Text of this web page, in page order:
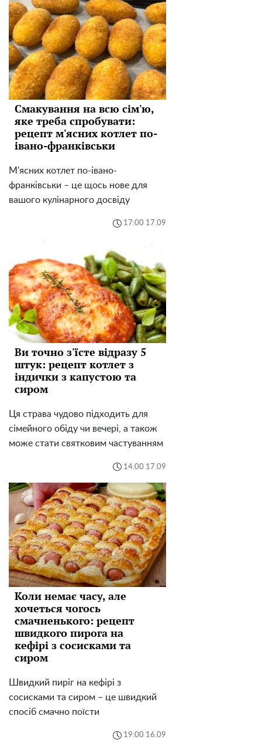
Смакування на всю сім'ю,
яке треба спробувати:
рецепт м'ясних котлет по-
івано-франківськи
М'ясних котлет по-івано-
франківськи – це щось нове для
вашого кулінарного досвіду
17:00 17.09
Ви точно з'їсте відразу 5
штук: рецепт котлет з
індички з капустою та
сиром
Ця страва чудово підходить для
сімейного обіду чи вечері, а також
може стати святковим частуванням
14:00 17.09
Коли немає часу, але
хочеться чогось
смачненького: рецепт
швидкого пирога на
кефірі з сосисками та
сиром
Швидкий пиріг на кефірі з
сосисками та сиром – це швидкий
спосіб смачно поїсти
19:00 16.09